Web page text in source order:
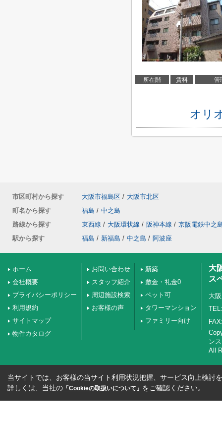
所在階 賃料 管
オリ
市区町村から探す 大阪市福島区 / 大阪市北区
町名から探す
福島 / 中之島
路線から探す
東西線 / 大阪環状線 / 阪神本線 / 京阪電鉄中之
駅から探す
福島 / 新福島 / 中之島 / 阿波座
ホーム
会社概要
プライバシーポリシー
利用規約
サイトマップ
物件カタログ
お問い合わせ
スタッフ紹介
周辺施設検索
お客様の声
新築
敷金・礼金0
ペット可
タワーマンション
ファミリー向け
大
ス
大
ンス
All
当サイトでは、お客様の当サイト利用状況把握、サービス向上検討
詳しくは、当社の 「Cookieの取扱いについて」 をご確認ください。